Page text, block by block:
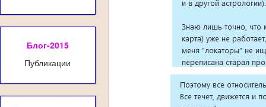
Блог-2015
Публикации